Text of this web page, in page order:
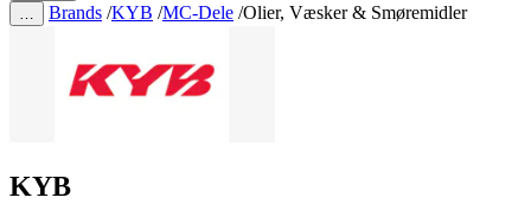
Brands /KYB /MC-Dele /Olier, Væsker & Smøremidler
KYB